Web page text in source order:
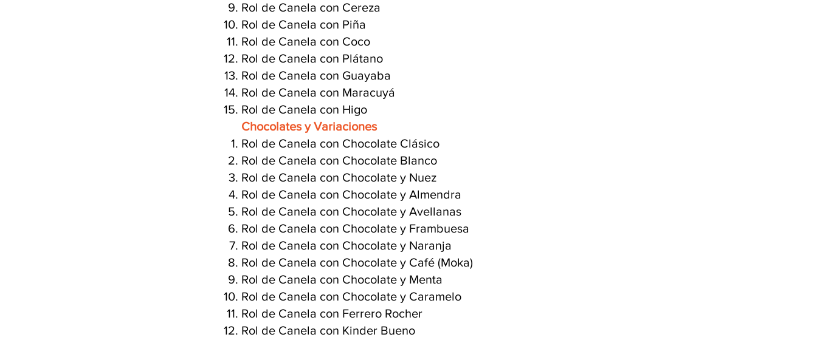
Rol de Canela con Cereza
Rol de Canela con Piña
Rol de Canela con Coco
Rol de Canela con Plátano
Rol de Canela con Guayaba
Rol de Canela con Maracuyá
Rol de Canela con Higo
Chocolates y Variaciones
Rol de Canela con Chocolate Clásico
Rol de Canela con Chocolate Blanco
Rol de Canela con Chocolate y Nuez
Rol de Canela con Chocolate y Almendra
Rol de Canela con Chocolate y Avellanas
Rol de Canela con Chocolate y Frambuesa
Rol de Canela con Chocolate y Naranja
Rol de Canela con Chocolate y Café (Moka)
Rol de Canela con Chocolate y Menta
Rol de Canela con Chocolate y Caramelo
Rol de Canela con Ferrero Rocher
Rol de Canela con Kinder Bueno